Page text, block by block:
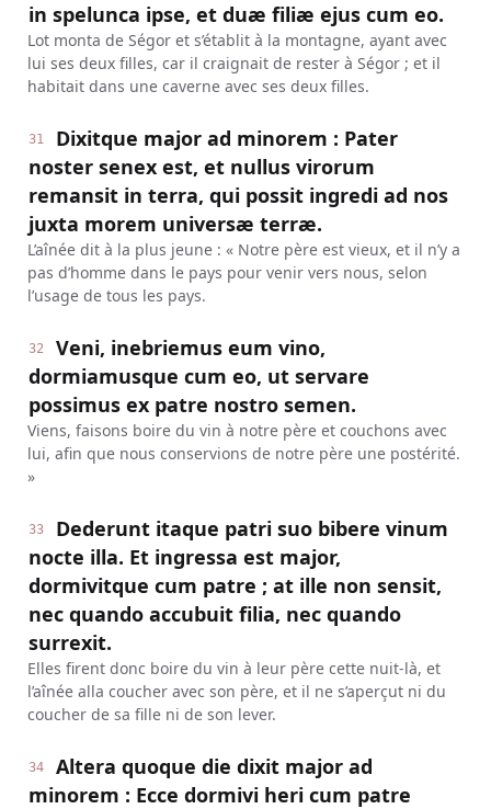
in spelunca ipse, et duæ filiæ ejus cum eo.
Lot monta de Ségor et s’établit à la montagne, ayant avec
lui ses deux filles, car il craignait de rester à Ségor ; et il
habitait dans une caverne avec ses deux filles.
31
Dixitque major ad minorem : Pater
noster senex est, et nullus virorum
remansit in terra, qui possit ingredi ad nos
juxta morem universæ terræ.
L’aînée dit à la plus jeune : « Notre père est vieux, et il n’y a
pas d’homme dans le pays pour venir vers nous, selon
l’usage de tous les pays.
32
Veni, inebriemus eum vino,
dormiamusque cum eo, ut servare
possimus ex patre nostro semen.
Viens, faisons boire du vin à notre père et couchons avec
lui, afin que nous conservions de notre père une postérité.
»
33
Dederunt itaque patri suo bibere vinum
nocte illa. Et ingressa est major,
dormivitque cum patre ; at ille non sensit,
nec quando accubuit filia, nec quando
surrexit.
Elles firent donc boire du vin à leur père cette nuit-là, et
l’aînée alla coucher avec son père, et il ne s’aperçut ni du
coucher de sa fille ni de son lever.
34
Altera quoque die dixit major ad
minorem : Ecce dormivi heri cum patre